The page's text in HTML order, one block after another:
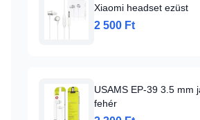
Xiaomi headset ezüst
2 500 Ft
USAMS EP-39 3.5 mm
fehér